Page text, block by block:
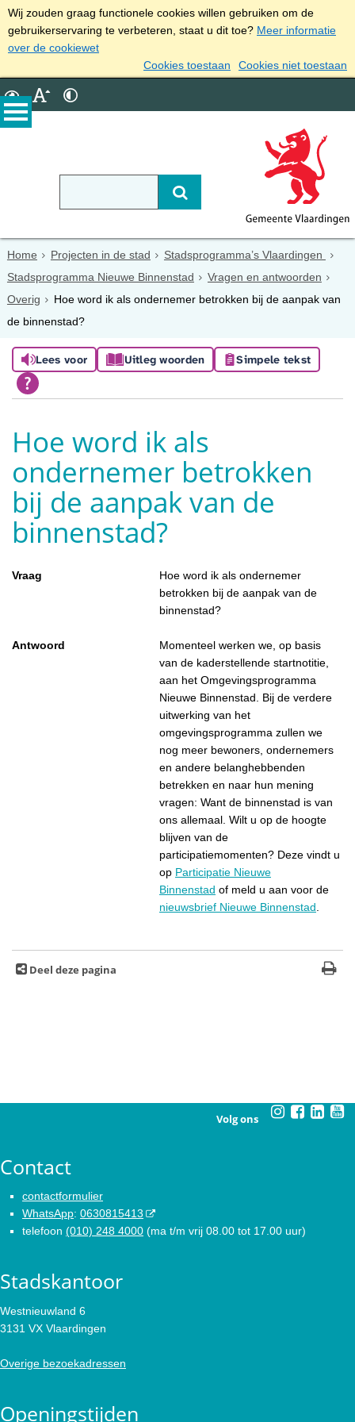
Wij zouden graag functionele cookies willen gebruiken om de
gebruikerservaring te verbeteren, staat u dit toe? Meer informatie
over de cookiewet
Cookies toestaan
Cookies niet toestaan
Home Projecten in de stad
Stadsprogramma’s Vlaardingen
Stadsprogramma Nieuwe Binnenstad
Vragen en antwoorden
Overig
Hoe word ik als ondernemer betrokken bij de aanpak van
de binnenstad?
Lees voor Uitleg woorden Simpele tekst
Hoe word ik als
ondernemer betrokken
bij de aanpak van de
binnenstad?
Vraag
Hoe word ik als ondernemer
betrokken bij de aanpak van de
binnenstad?
Antwoord
Momenteel werken we, op basis
van de kaderstellende startnotitie,
aan het Omgevingsprogramma
Nieuwe Binnenstad. Bij de verdere
uitwerking van het
omgevingsprogramma zullen we
nog meer bewoners, ondernemers
en andere belanghebbenden
betrekken en naar hun mening
vragen: Want de binnenstad is van
ons allemaal. Wilt u op de hoogte
blijven van de
participatiemomenten? Deze vindt u
op Participatie Nieuwe
Binnenstad of meld u aan voor de
nieuwsbrief Nieuwe Binnenstad
Deel deze pagina
Volg ons
Contact
contactformulier
WhatsApp: 0630815413
telefoon (010) 248 4000 (ma t/m vrij 08.00 tot 17.00 uur)
Stadskantoor
Westnieuwland 6
3131 VX Vlaardingen
Overige bezoekadressen
Openingstijden